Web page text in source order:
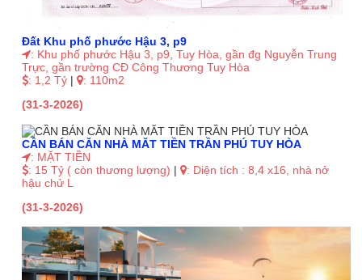
Đất Khu phố phước Hậu 3, p9
: Khu phố phước Hậu 3, p9, Tuy Hòa, gần đg Nguyễn Trung
Trực, gần trường CĐ Công Thương Tuy Hòa
: 1,2 Tỷ | : 110m2
(31-3-2026)
CẦN BÁN CĂN NHÀ MĂT TIỀN TRẦN PHÚ TUY HÒA
: MẶT TIỀN
: 15 Tỷ ( còn thương lượng) | : Diện tích : 8,4 x16, nhà nở
hậu chử L
(31-3-2026)